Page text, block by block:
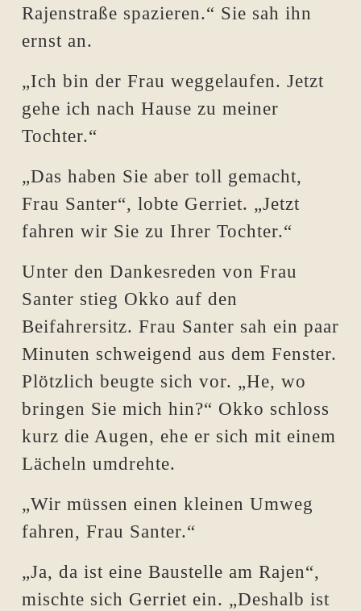
Rajenstraße spazieren.“ Sie sah ihn
ernst an.
„Ich bin der Frau weggelaufen. Jetzt
gehe ich nach Hause zu meiner
Tochter.“
„Das haben Sie aber toll gemacht,
Frau Santer“, lobte Gerriet. „Jetzt
fahren wir Sie zu Ihrer Tochter.“
Unter den Dankesreden von Frau
Santer stieg Okko auf den
Beifahrersitz. Frau Santer sah ein paar
Minuten schweigend aus dem Fenster.
Plötzlich beugte sich vor. „He, wo
bringen Sie mich hin?“ Okko schloss
kurz die Augen, ehe er sich mit einem
Lächeln umdrehte.
„Wir müssen einen kleinen Umweg
fahren, Frau Santer.“
„Ja, da ist eine Baustelle am Rajen“,
mischte sich Gerriet ein. „Deshalb ist